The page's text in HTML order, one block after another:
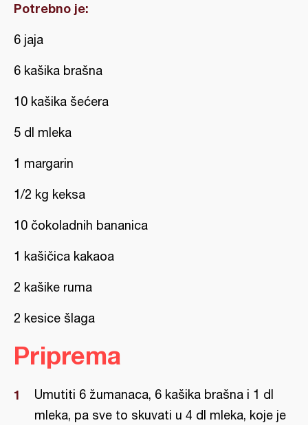
Potrebno je:
6 jaja
6 kašika brašna
10 kašika šećera
5 dl mleka
1 margarin
1/2 kg keksa
10 čokoladnih bananica
1 kašičica kakaoa
2 kašike ruma
2 kesice šlaga
Priprema
Umutiti 6 žumanaca, 6 kašika brašna i 1 dl
mleka, pa sve to skuvati u 4 dl mleka, koje je